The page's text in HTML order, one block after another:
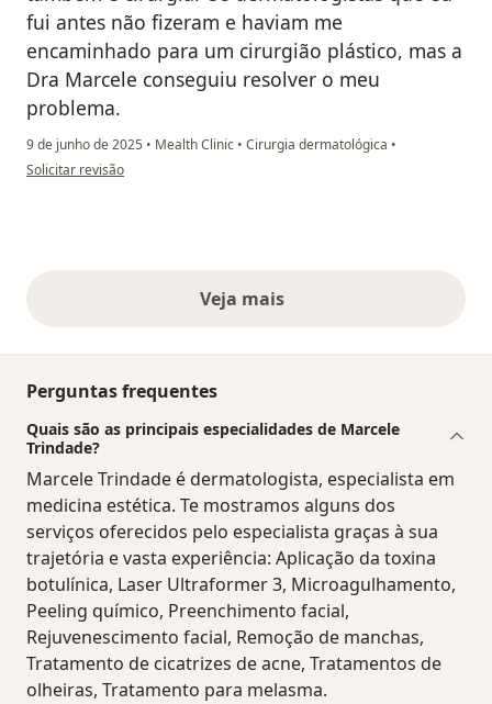
fui antes não fizeram e haviam me
encaminhado para um cirurgião plástico, mas a
Dra Marcele conseguiu resolver o meu
problema.
9 de junho de 2025 • Mealth Clinic • Cirurgia dermatológica •
na opinião do utilizador Clarisse
Solicitar revisão
Veja maisopiniões acima
Perguntas frequentes
Quais são as principais especialidades de Marcele
Trindade?
Marcele Trindade é dermatologista, especialista em
medicina estética. Te mostramos alguns dos
serviços oferecidos pelo especialista graças à sua
trajetória e vasta experiência: Aplicação da toxina
botulínica, Laser Ultraformer 3, Microagulhamento,
Peeling químico, Preenchimento facial,
Rejuvenescimento facial, Remoção de manchas,
Tratamento de cicatrizes de acne, Tratamentos de
olheiras, Tratamento para melasma.